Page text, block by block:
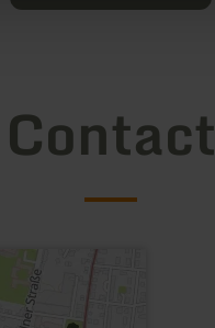
Contact